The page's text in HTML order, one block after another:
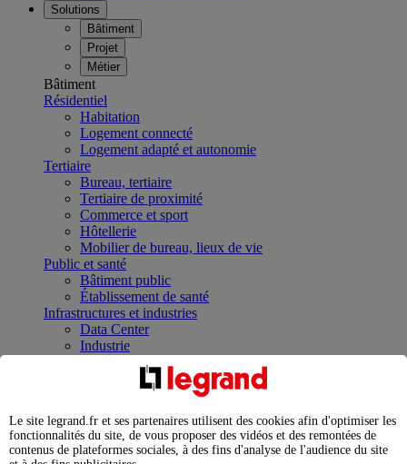
Solutions
Bâtiment
Projet
Métier
Bâtiment
Résidentiel
Habitation
Logement connecté
Logement adapté et autonomie
Tertiaire
Bureau, tertiaire
Tertiaire de proximité
Commerce et sport
Hôtellerie
Mobilier de bureau, lieux de vie
Public et santé
Bâtiment public
Établissement de santé
Infrastructures et industries
Data Center
Industrie
Infrastructures
Contrôler et planifier le fonctionnement des appareils
Répartir et optimiser son tableau électrique
Legrand Data Center Solutions : concentrer les
expertises au service de vos performances
Le site legrand.fr et ses partenaires utilisent des cookies afin d'optimiser les
fonctionnalités du site, de vous proposer des vidéos et des remontées de
contenus de plateformes sociales, à des fins d'analyse de l'audience du site